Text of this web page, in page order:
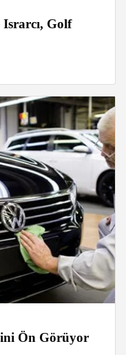
Golf
Ön Görüyor